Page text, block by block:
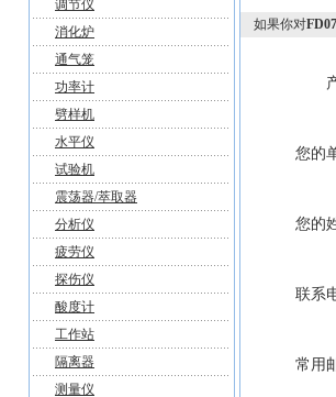
调节仪
消化炉
通气笼
功率计
劈样机
水平仪
试验机
震荡器/萃取器
分析仪
疲劳仪
探伤仪
酸度计
工作站
隔离器
测量仪
如果你对
您的
您的
联系
常用